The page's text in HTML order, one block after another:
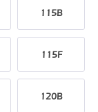
115B
115F
120B